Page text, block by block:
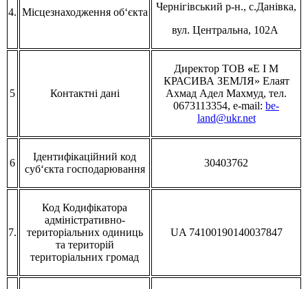
4. Місцезнаходження об‘єкта
Чернігівський р-н., с.Данівка,
вул. Центральна, 102А
5 Контактні дані
Директор ТОВ «Е I М
КРАСИВА ЗЕМЛЯ» Елаят
Ахмад Адел Махмуд, тел.
0673113354, e-mail: be-
land@ukr.net
6
Ідентифікаційний код
суб‘єкта господарювання
30403762
7.
Код Кодифікатора
адміністративно-
територіальних одиниць
та територій
територіальних громад
UA 74100190140037847